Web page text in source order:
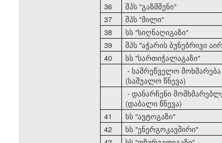
36
შპს "გაზმშენი"
37
შპს "მილი"
38
სს "სიღნაღიგაზი"
39
შპს "აჭარის ბუნებრივი
40
სს "სართიჭალაგაზი"
- სამრეწველო მოხმარება
(საშუალო წნევა)
- დანარჩენი
(დაბალი წნევა)
41
სს "ავტოგაზი"
42
სს "ენერგოკავშირი"